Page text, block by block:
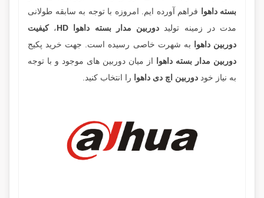
بسته داهوا فراهم آورده ایم. امروزه با توجه به سابقه طولانی
مدت در زمینه تولید
دوربین مدار بسته داهوا HD ،کیفیت
دوربین داهوا
به شهرت خاصی رسیده است. جهت خرید پکیج
دوربین مدار بسته داهوا
از میان دوربین های موجود و با توجه
به نیاز خود دوربین اچ دی داهوا را انتخاب کنید.